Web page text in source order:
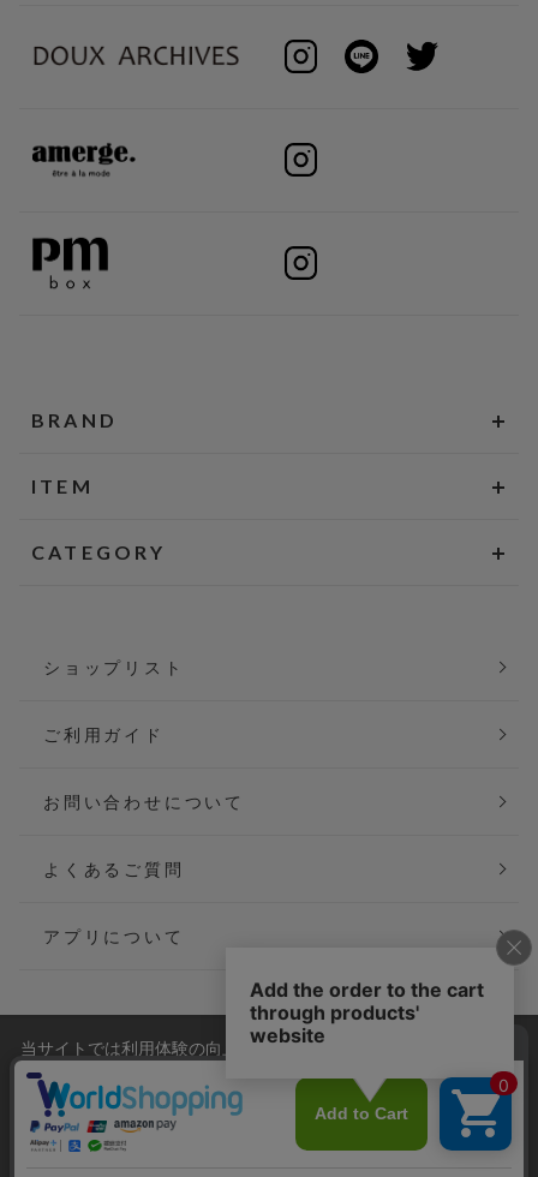
BRAND
ITEM
CATEGORY
ショップリスト
ご利用ガイド
お問い合わせについて
よくあるご質問
アプリについて
会社概要
ご利用規約
個人情報保護方針
当サイトでは利用体験の向上およびコンテンツの最適な提供、ト
ラフィックの分析を目的としてCookieを使用しています。
サイトの閲覧を継続された場合、Cookieの利用に同意したことも
のといたします。
詳細については
プライバシーポリシーをご確認ください。